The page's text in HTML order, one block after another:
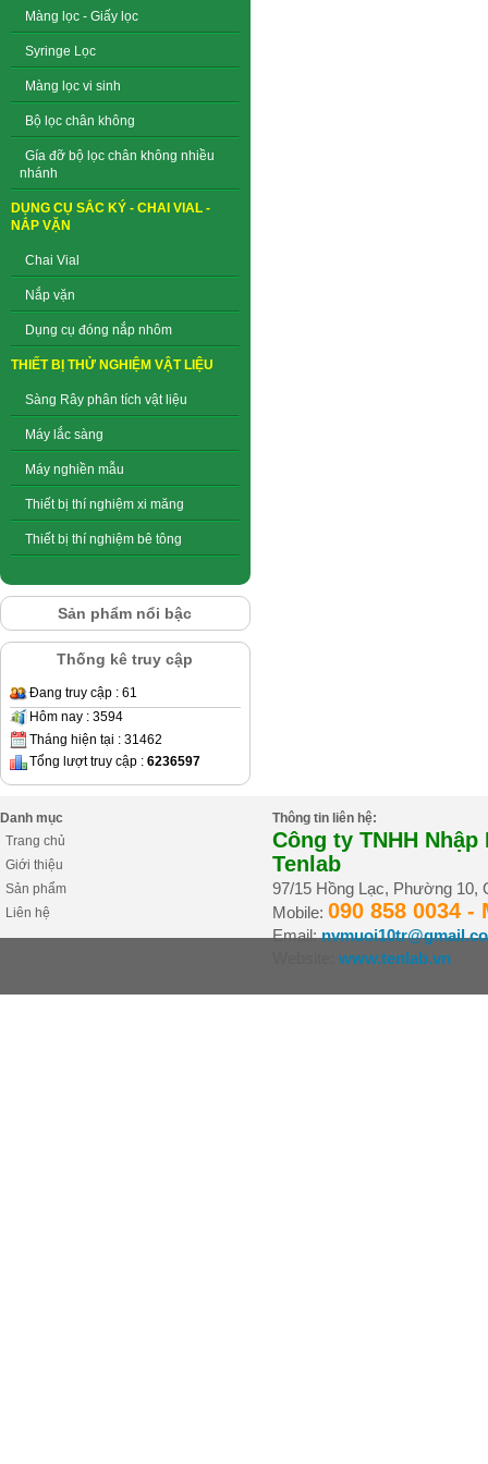
Màng lọc - Giấy lọc
Syringe Lọc
Màng lọc vi sinh
Bộ lọc chân không
Gía đỡ bộ lọc chân không nhiều
nhánh
DỤNG CỤ SẮC KÝ - CHAI VIAL -
NẮP VẶN
Chai Vial
Nắp vặn
Dụng cụ đóng nắp nhôm
THIẾT BỊ THỬ NGHIỆM VẬT LIỆU
Sàng Rây phân tích vật liệu
Máy lắc sàng
Máy nghiền mẫu
Thiết bị thí nghiệm xi măng
Thiết bị thí nghiệm bê tông
Sản phẩm nổi bậc
Thống kê truy cập
Đang truy cập : 61
Hôm nay : 3594
Tháng hiện tại : 31462
Tổng lượt truy cập : 6236597
Danh mục
Trang chủ
Giới thiệu
Sản phẩm
Liên hệ
Thông tin liên hệ:
Công ty TNHH
Tenlab
97/15 Hồng Lạc, Phường 10,
Mobile: 090 858 0034 -
Email:
www.tenlab.vn